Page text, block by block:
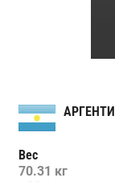
Вес
70.31 кг